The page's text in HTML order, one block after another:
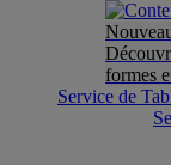
formes
Service de